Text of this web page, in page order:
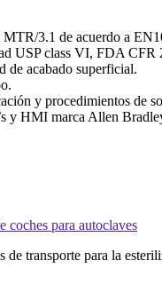
3.1 de acuerdo a
USP class VI, FDA
de acabado superficial.
y procedimientos de
y HMI marca Allen
coches para autoclaves
de transporte para la